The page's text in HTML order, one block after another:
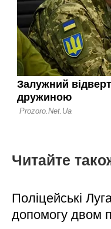
Читайте
Поліцейські
допомогу двом